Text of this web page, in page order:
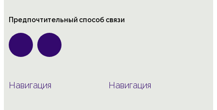
Предпочтительный способ связи
Навигация Навигация